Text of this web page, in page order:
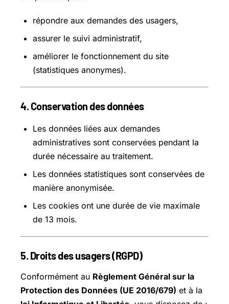
répondre aux demandes des usagers,
assurer le suivi administratif,
améliorer le fonctionnement du site
(statistiques anonymes).
4. Conservation des données
Les données liées aux demandes
administratives sont conservées pendant la
durée nécessaire au traitement.
Les données statistiques sont conservées de
manière anonymisée.
Les cookies ont une durée de vie maximale
de 13 mois.
5. Droits des usagers (RGPD)
Conformément au Règlement Général sur la
Protection des Données (UE 2016/679) et à la